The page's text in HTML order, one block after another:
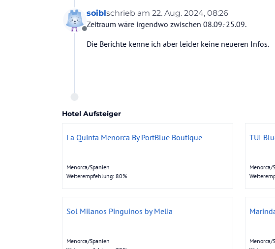
Offline
soiblschrieb am 22. Aug. 2024, 08:26
zuletzt editiert von
Zeitraum wäre irgendwo zwischen 08.09.-25.09.
Die Berichte kenne ich aber leider keine neueren Infos.
Hotel Aufsteiger
La Quinta Menorca By PortBlue Boutique
Menorca/Spanien
Weiterempfehlung: 80%
TUI
Menorca/
Sol Milanos Pinguinos by Melia
Menorca/Spanien
Menorca/